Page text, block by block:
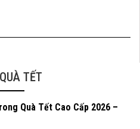
TẾT